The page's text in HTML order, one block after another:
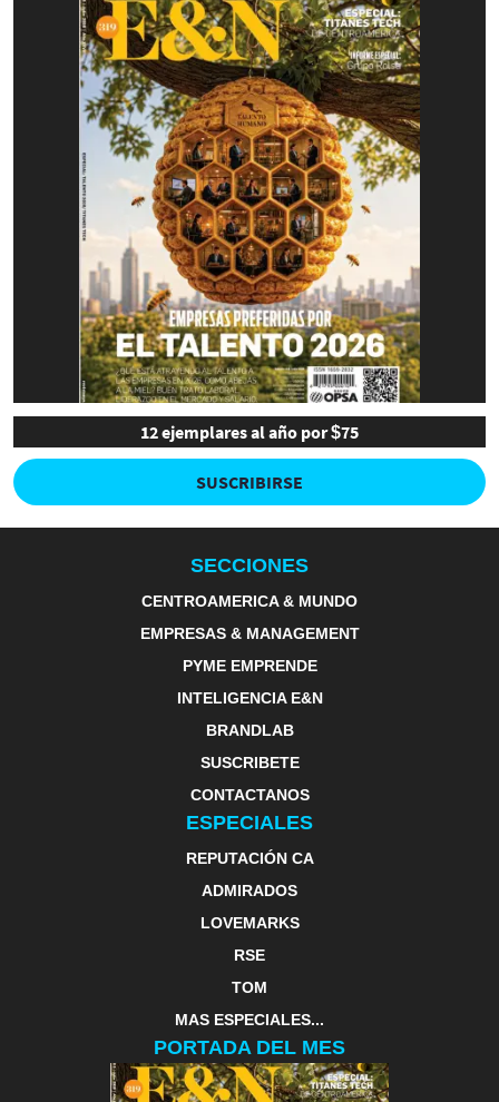
12 ejemplares al año por $75
SUSCRIBIRSE
SECCIONES
CENTROAMERICA & MUNDO
EMPRESAS & MANAGEMENT
PYME EMPRENDE
INTELIGENCIA E&N
BRANDLAB
SUSCRIBETE
CONTACTANOS
ESPECIALES
REPUTACIÓN CA
ADMIRADOS
LOVEMARKS
RSE
TOM
MAS ESPECIALES...
PORTADA DEL MES